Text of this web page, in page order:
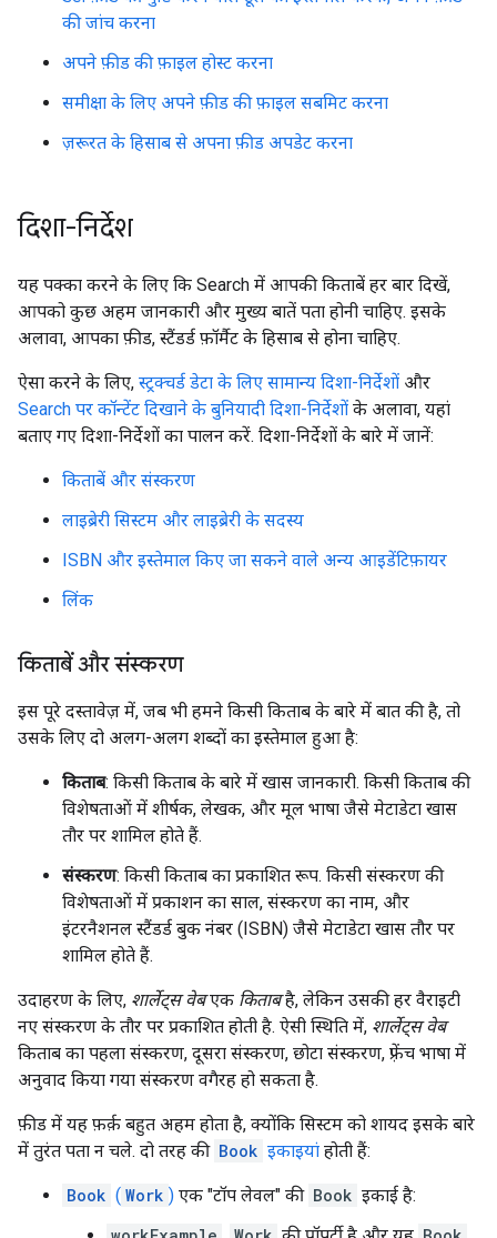
की जांच करना
अपने फ़ीड की फ़ाइल होस्ट करना
समीक्षा के लिए अपने फ़ीड की फ़ाइल सबमिट करना
ज़रूरत के हिसाब से अपना फ़ीड अपडेट करना
दिशा-निर्देश
यह पक्का करने के लिए कि Search में आपकी किताबें हर बार दिखें,
आपको कुछ अहम जानकारी और मुख्य बातें पता होनी चाहिए. इसके
अलावा, आपका फ़ीड, स्टैंडर्ड फ़ॉर्मैट के हिसाब से होना चाहिए.
ऐसा करने के लिए, स्ट्रक्चर्ड डेटा के लिए सामान्य दिशा-निर्देशों और
Search पर कॉन्टेंट दिखाने के बुनियादी दिशा-निर्देशों के अलावा, यहां
बताए गए दिशा-निर्देशों का पालन करें. दिशा-निर्देशों के बारे में जानें:
किताबें और संस्करण
लाइब्रेरी सिस्टम और लाइब्रेरी के सदस्य
ISBN और इस्तेमाल किए जा सकने वाले अन्य आइडेंटिफ़ायर
लिंक
किताबें और संस्करण
इस पूरे दस्तावेज़ में, जब भी हमने किसी किताब के बारे में बात की है, तो
उसके लिए दो अलग-अलग शब्दों का इस्तेमाल हुआ है:
किताब: किसी किताब के बारे में खास जानकारी. किसी किताब की
विशेषताओं में शीर्षक, लेखक, और मूल भाषा जैसे मेटाडेटा खास
तौर पर शामिल होते हैं.
संस्करण: किसी किताब का प्रकाशित रूप. किसी संस्करण की
विशेषताओं में प्रकाशन का साल, संस्करण का नाम, और
इंटरनैशनल स्टैंडर्ड बुक नंबर (ISBN) जैसे मेटाडेटा खास तौर पर
शामिल होते हैं.
उदाहरण के लिए, शार्लेट्स वेबएक किताबहै, लेकिन उसकी हर वैराइटी
नए संस्करण के तौर पर प्रकाशित होती है. ऐसी स्थिति में, शार्लेट्स वेब
किताब का पहला संस्करण, दूसरा संस्करण, छोटा संस्करण, फ़्रेंच भाषा में
अनुवाद किया गया संस्करण वगैरह हो सकता है.
फ़ीड में यह फ़र्क़ बहुत अहम होता है, क्योंकि सिस्टम को शायद इसके बारे
में तुरंत पता न चले. दो तरह की Book इकाइयां होती हैं:
Book ( Work ) एक "टॉप लेवल" की Book इकाई है: